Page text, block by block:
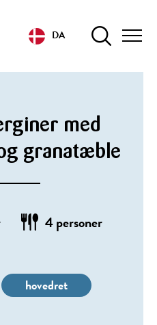
DA
med
granatæble
4 personer
hovedret